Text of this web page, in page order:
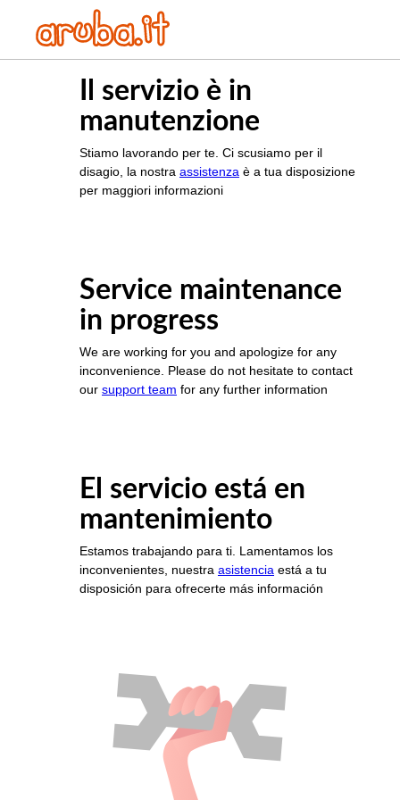
Il servizio è in
manutenzione
Stiamo lavorando per te. Ci scusiamo per il
disagio, la nostra assistenza è a tua disposizione
per maggiori informazioni
Service maintenance
in progress
We are working for you and apologize for any
inconvenience. Please do not hesitate to contact
our support team for any further information
El servicio está en
mantenimiento
Estamos trabajando para ti. Lamentamos los
inconvenientes, nuestra asistencia está a tu
disposición para ofrecerte más información